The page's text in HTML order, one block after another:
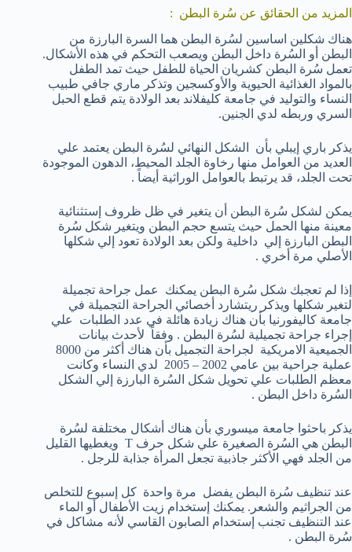
المزيد من الحقائق عن سُرة البطن :
هناك شكلين اساسين لسُرة البطن هما السرة البارزة من
البطن أو السُرة داخل البطن ويصعب التحكم في هذه الأشكال.
تعمل سُرة البطن كشريان الحياة للطفل حيث تمد الطفل
بالمواد الغذائية الحيوية والأوكسجين وتذكر ماري جافي طبيب
النساء والتوليد في جامعة كليفلاند بعد الولادة يتم قطع الحبل
السري وربطه لدي الجنين.
يذكر باري إيبلي بأن الشكل النهائي لسُرة البطن يعتمد علي
العديد من العوامل منها رخاوة الجلد المحيط، الدهون الموجودة
تحت الجلد، قد يرتبط بالعوامل الوراثية أيضاً .
يمكن لشكل سُرة البطن أن يتغير في ظل ظروف إستثنائية
معينة منها الحمل حيث يتسع حجم البطن ويتغير شكل سُرة
البطن البارزة إلي داخلية ولكن بعد الولادة تعود إلي شكلها
الأصلي مرة أخري .
إذا لم تعجبك شكل سُرة البطن يمكنك عمل جراحة تجميلة
لتغير شكلها ويذكر ريتشارد أخصائي الجراحة التجميلة في
جامعة كاليفورنيا بأن هناك زيادة هائلة في عدد الطلبات علي
إجراء جراحة تجميلية لسُرة البطن . وفقاً لأحدث بيانات
الجميعية الامريكية لجراحة التجميل بأن هناك أكثر من 8000
عملية جراحية بين عامي 2002 – 2005 لدي النساء وكانت
معظم الطلبات علي تحويل شكل السُرة البارزة إلي الشكل
السُرة داخل البطن .
يذكر باحثوا جامعة ميسوري بأن هناك أشكال مختلفة لسُرة
البطن هي السُرة الصغيرة علي شكل حرف T ويغطيها القليل
من الجلد فهي الأكثر جاذبية تجعل المرأة جذابة للرجل .
عند تنظيف سُرة البطن يفضل مرة واحدة كل إسبوع للتخلص
من الجراثيم والشعر. يمكنك إستخدام زيت الأطفال أو الماء
عند التنظيف تجنب إستخدام الصابون القاسي لأنه مشاكل في
سُرة البطن .